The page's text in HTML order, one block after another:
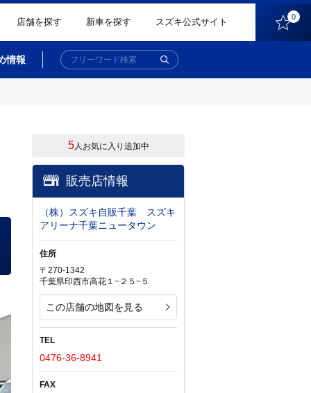
店舗を探す 新車を探す スズキ公式サイト 0
情報
5人お気に入り追加中
販売店情報
（株）スズキ自販千葉 スズキ
アリーナ千葉ニュータウン
住所
〒270-1342
千葉県印西市高花１−２５−５
この店舗の地図を見る
TEL
0476-36-8941
FAX